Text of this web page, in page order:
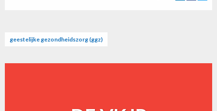
geestelijke gezondheidszorg (ggz)